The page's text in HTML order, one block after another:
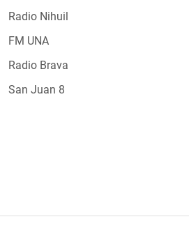
Radio Nihuil
FM UNA
Radio Brava
San Juan 8